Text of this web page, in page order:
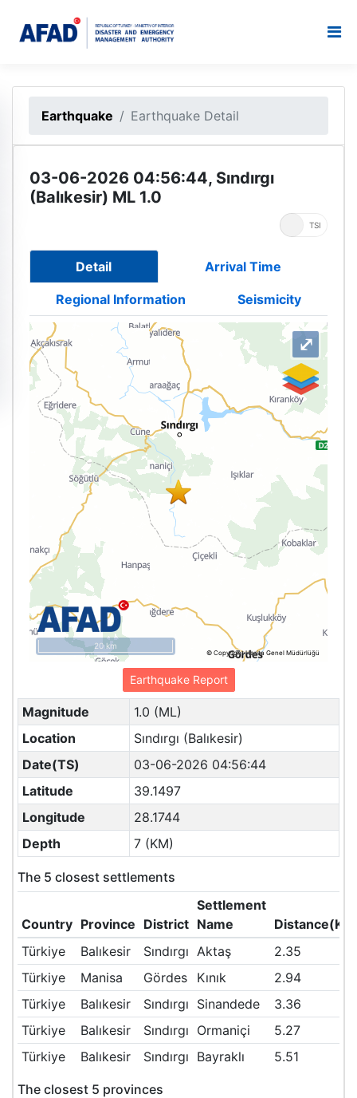
Earthquake Earthquake Detail
03-06-2026 04:56:44, Sındırgı
(Balıkesir) ML 1.0
TSI
Detail Arrival Time
Regional Information Seismicity
© Copyright Harita Genel Müdürlüğü
20 km
⤢
Earthquake Report
Magnitude
1.0 (ML)
Location
Sındırgı (Balıkesir)
Date(TS)
03-06-2026 04:56:44
Latitude
39.1497
Longitude
28.1744
Depth
7 (KM)
The 5 closest settlements
Country Province District
Settlement
Name
Türkiye
Balıkesir Sındırgı Aktaş
2.35
Türkiye
Manisa Gördes Kınık
2.94
Türkiye
Balıkesir Sındırgı Sinandede
3.36
Türkiye
Balıkesir Sındırgı Ormaniçi
5.27
Türkiye
Balıkesir Sındırgı Bayraklı 5.51
The closest 5 provinces